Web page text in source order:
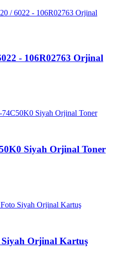
- 106R02763 Orjinal
Siyah Orjinal Toner
Orjinal Kartuş